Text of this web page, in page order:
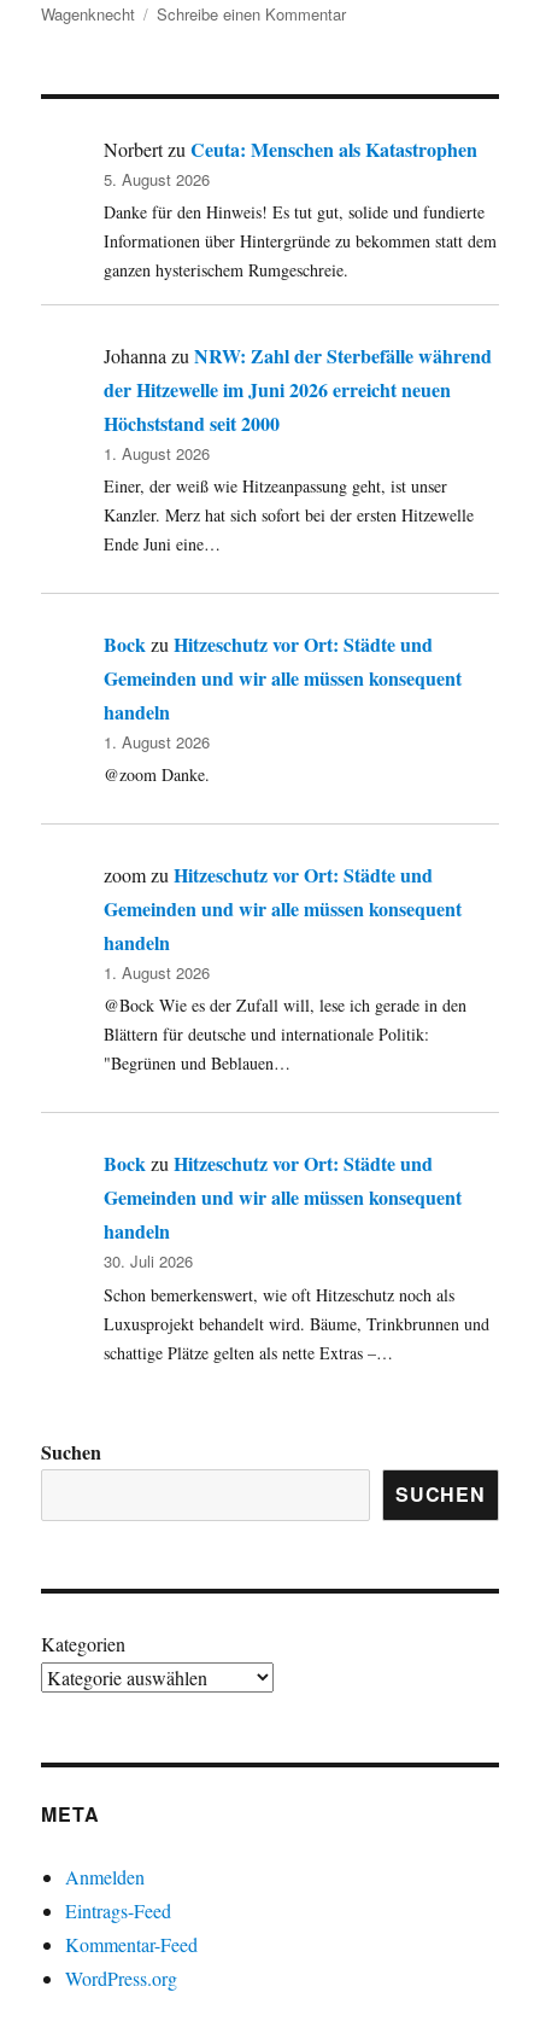
Wagenknecht
Schreibe einen Kommentarzu
Allmende,
Gute
bei
Google
viel
mehr.
NorbertzuCeuta: Menschen als Katastrophen
5. August 2026
Danke für den Hinweis! Es tut gut, solide und fundierte
Informationen über Hintergründe zu bekommen statt dem
ganzen hysterischem Rumgeschreie.
JohannazuNRW: Zahl der Sterbefälle während
der Hitzewelle im Juni 2026 erreicht neuen
Höchststand seit 2000
1. August 2026
Einer, der weiß wie Hitzeanpassung geht, ist unser
Kanzler. Merz hat sich sofort bei der ersten Hitzewelle
Ende Juni eine…
BockzuHitzeschutz vor Ort: Städte und
Gemeinden und wir alle müssen konsequent
handeln
1. August 2026
@zoom Danke.
zoomzuHitzeschutz vor Ort: Städte und
Gemeinden und wir alle müssen konsequent
handeln
1. August 2026
@Bock Wie es der Zufall will, lese ich gerade in den
Blättern für deutsche und internationale Politik:
"Begrünen und Beblauen…
BockzuHitzeschutz vor Ort: Städte und
Gemeinden und wir alle müssen konsequent
handeln
30. Juli 2026
Schon bemerkenswert, wie oft Hitzeschutz noch als
Luxusprojekt behandelt wird. Bäume, Trinkbrunnen und
schattige Plätze gelten als nette Extras –…
Suchen
SUCHEN
Kategorien
META
Anmelden
Eintrags-Feed
Kommentar-Feed
WordPress.org